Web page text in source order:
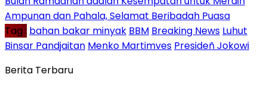
Ampunan dan Pahala, Selamat Beribadah Puasa
Tag : bahan bakar minyak BBM Breaking News Luhut
Binsar Pandjaitan Menko Martimves Presideñ Jokowi
Berita Terbaru